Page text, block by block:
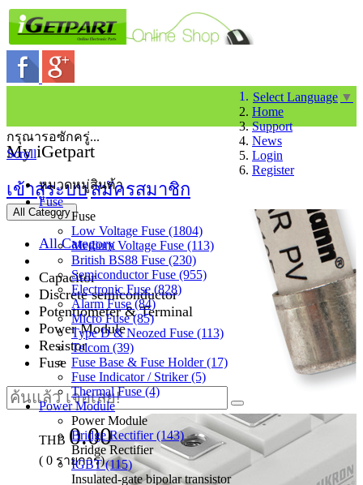
Select Language ▼
Home
Support
News
Login
Register
My iGetpart
เข้าสู่ระบบสมัครสมาชิก
All Category
All Category
Capacitor
Discrete semiconductor
Potentiometer & Terminal
Power Module
Resistor
Fuse
THB 0.00
( 0 รายการ)
กรุณารอซักครู่...
Scroll
หมวดหมู่สินค้า
Fuse
Fuse
Low Voltage Fuse (1804)
Medium Voltage Fuse (113)
British BS88 Fuse (230)
Semiconductor Fuse (955)
Electronic Fuse (828)
Alarm Fuse (84)
Micro Fuse (85)
Type D & Neozed Fuse (113)
Telcom (39)
Fuse Base & Fuse Holder (17)
Fuse Indicator / Striker (5)
Thermal Fuse (4)
Power Module
Power Module
Bridge Rectifier (143)
Bridge Rectifier
IGBT (115)
Insulated-gate bipolar transistor